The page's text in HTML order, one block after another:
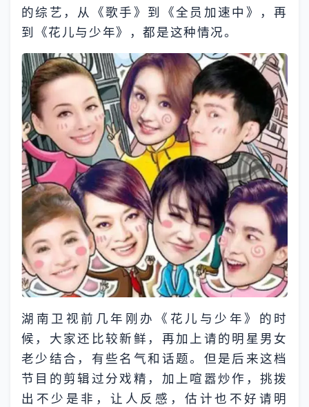
的综艺，从《歌手》到《全员加速中》，再
到《花儿与少年》，都是这种情况。
湖南卫视前几年刚办《花儿与少年》的时
候，大家还比较新鲜，再加上请的明星男女
老少结合，有些名气和话题。但是后来这档
节目的剪辑过分戏精，加上喧嚣炒作，挑拨
出不少是非，让人反感，估计也不好请明